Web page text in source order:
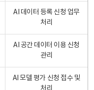
AI 데이터 등록 신청 업무
처리
AI 공간 데이터 이용 신청
관리
AI 모델 평가 신청 접수 및